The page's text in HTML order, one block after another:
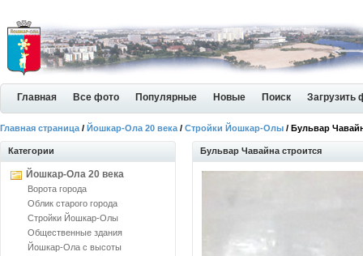
Главная Все фото Популярные Новые Поиск Загрузить
Главная страница / Йошкар-Ола 20 века / Стройки Йошкар-Олы / Бульвар
Категории
Йошкар-Ола 20 века
Ворота города
Облик старого города
Стройки Йошкар-Олы
Общественные здания
Йошкар-Ола с высоты
Бульвар Чавайна строится